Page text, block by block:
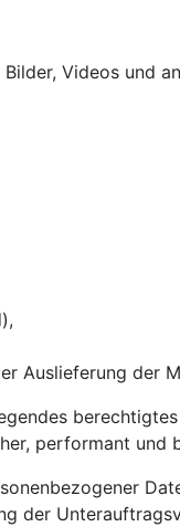
Videos und
Auslieferung der
performant
der